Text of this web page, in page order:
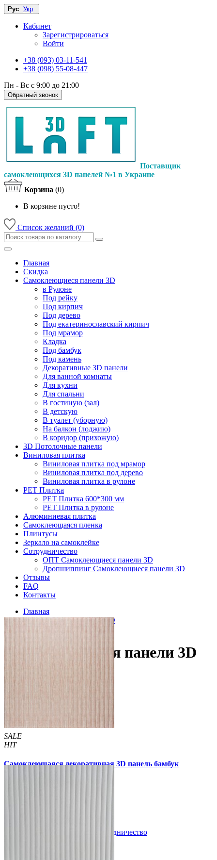
Рус Укр
Кабинет
Зарегистрироваться
Войти
+38 (093) 03-11-541
+38 (098) 55-08-447
Пн - Вс с 9:00 до 21:00
Обратный звонок
Поставщик
самоклеющихся 3D панелей №1 в Украине
Корзина (0)
В корзине пусто!
Список желаний (0)
Главная
Скидка
Самоклеющиеся панели 3D
в Рулоне
Под рейку
Под кирпич
Под дерево
Под екатеринославский кирпич
Под мрамор
Кладка
Под бамбук
Под камень
Декоративные 3D панели
Для ванной комнаты
Для кухни
Для спальни
В гостиную (зал)
В детскую
В туалет (уборную)
На балкон (лоджию)
В коридор (прихожую)
3D Потолочные панели
Виниловая плитка
Виниловая плитка под мрамор
Виниловая плитка под дерево
Виниловая плитка в рулоне
PET Плитка
PET Плитка 600*300 мм
PET Плитка в рулоне
Алюминиевая плитка
Самоклеющаяся пленка
Плинтусы
Зеркало на самоклейке
Сотрудничество
ОПТ Самоклеющиеся панели 3D
Дропшиппинг Самоклеющиеся панели 3D
Отзывы
FAQ
Контакты
Главная
Самоклеющиеся панели 3D
Самоклеющиеся панели 3D
под бамбук
SALE
HIT
Самоклеющаяся декоративная 3D панель бамбук
Сотрудничество